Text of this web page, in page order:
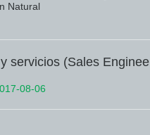
Natural
servicios (Sales
08-06